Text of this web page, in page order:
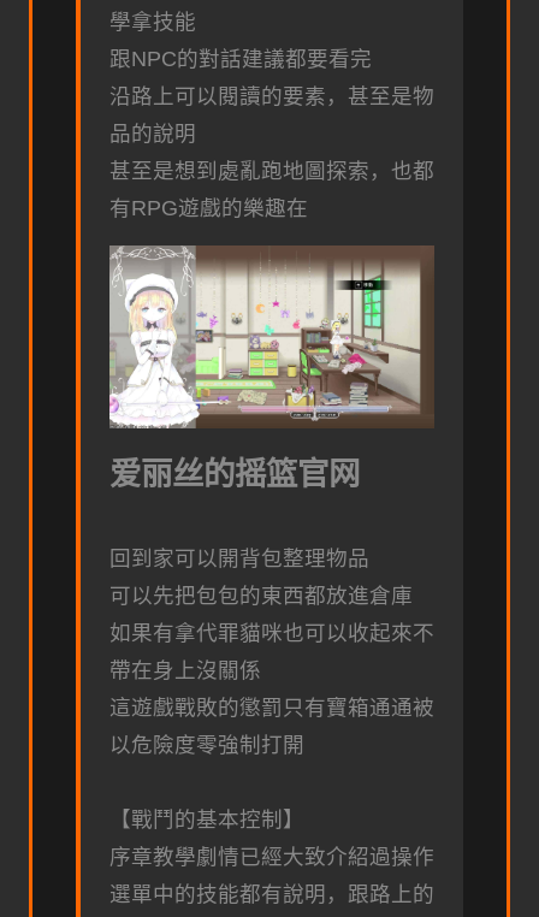
學拿技能
跟NPC的對話建議都要看完
沿路上可以閱讀的要素，甚至是物
品的說明
甚至是想到處亂跑地圖探索，也都
有RPG遊戲的樂趣在
爱丽丝的摇篮官网
回到家可以開背包整理物品
可以先把包包的東西都放進倉庫
如果有拿代罪貓咪也可以收起來不
帶在身上沒關係
這遊戲戰敗的懲罰只有寶箱通通被
以危險度零強制打開
【戰鬥的基本控制】
序章教學劇情已經大致介紹過操作
選單中的技能都有說明，跟路上的